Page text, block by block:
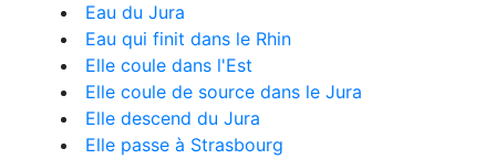
Eau du Jura
Eau qui finit dans le Rhin
Elle coule dans l'Est
Elle coule de source dans le Jura
Elle descend du Jura
Elle passe à Strasbourg